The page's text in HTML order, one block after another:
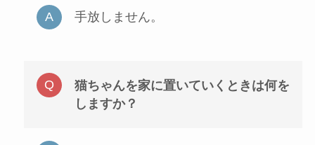
手放しません。
猫ちゃんを家に置いていくときは何を
しますか？